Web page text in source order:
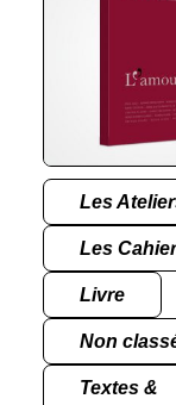
Les
Les
Livre
Non
Textes &